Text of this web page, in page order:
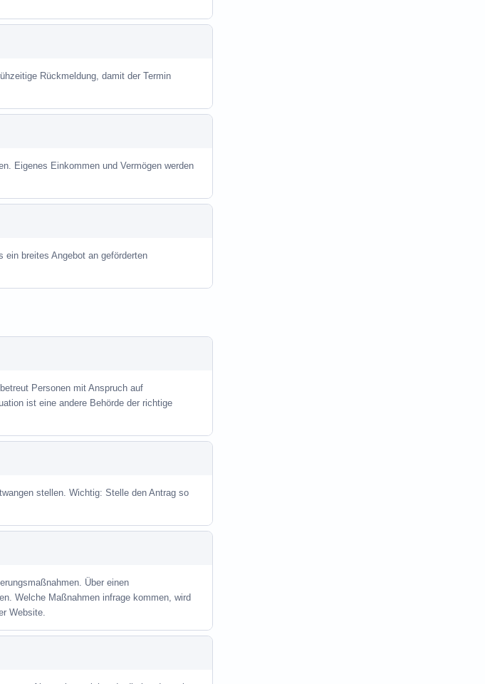
Rückmeldung, damit der Termin
Eigenes Einkommen und Vermögen werden
ein breites Angebot an geförderten
Personen mit Anspruch auf
ist eine andere Behörde der richtige
stellen. Wichtig: Stelle den Antrag so
Über einen
Welche Maßnahmen infrage kommen, wird
Website.